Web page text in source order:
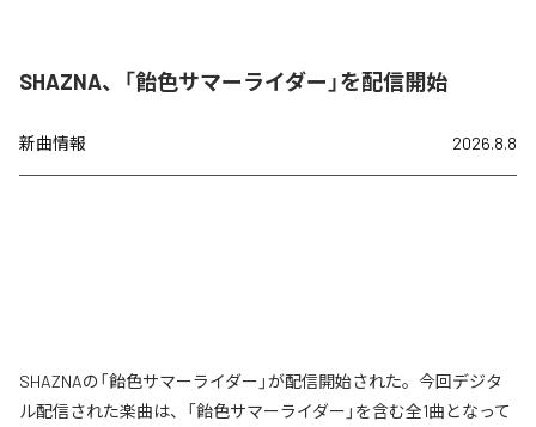
SHAZNA、「飴色サマーライダー」を配信開始
新曲情報 2026.8.8
SHAZNAの「飴色サマーライダー」が配信開始された。今回デジタ
ル配信された楽曲は、「飴色サマーライダー」を含む全1曲となって